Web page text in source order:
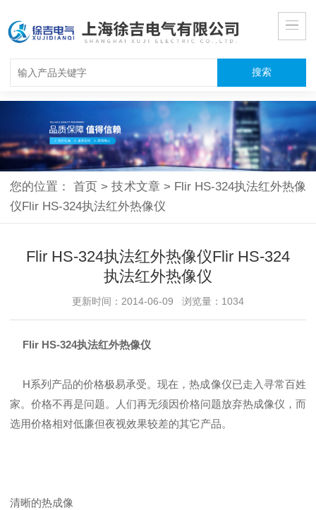
您的位置：首页 > 技术文章 > Flir HS-324执法红外热像
仪Flir HS-324执法红外热像仪
Flir HS-324执法红外热像仪Flir HS-324
执法红外热像仪
更新时间：2014-06-09 浏览量：1034
Flir HS-324执法红外热像仪
H系列产品的价格极易承受。现在，热成像仪已走入寻常百姓
家。价格不再是问题。人们再无须因价格问题放弃热成像仪，而
选用价格相对低廉但夜视效果较差的其它产品。
清晰的热成像